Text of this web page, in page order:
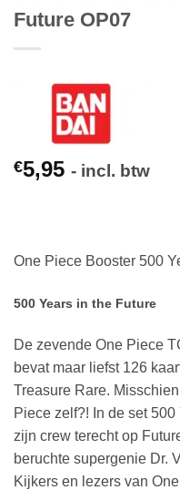
Future OP07
€5,95 - incl. btw
One Piece Booster 500
500 Years in the Future
De zevende One Piece
bevat maar liefst 126
Treasure Rare.
Piece zelf?! In de set
zijn crew terecht op
beruchte supergenie Dr.
Kijkers en lezers van